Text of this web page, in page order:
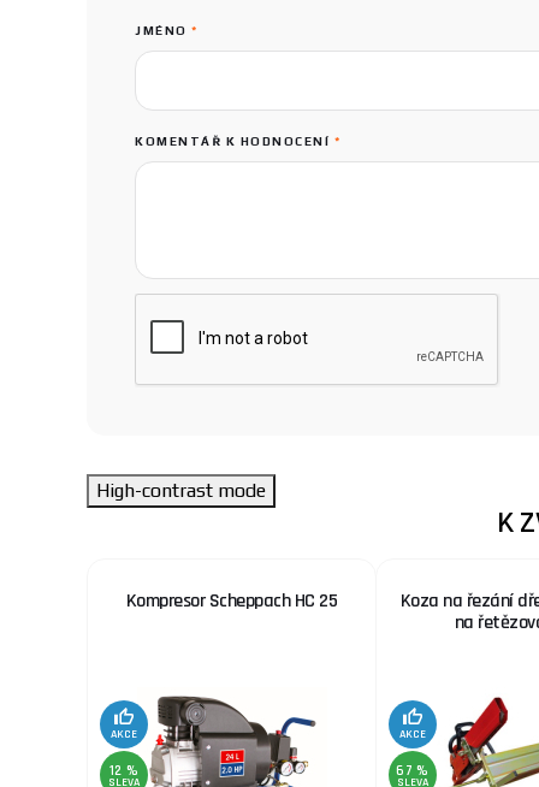
JMÉNO *
KOMENTÁŘ K HODNOCENÍ *
High-contrast mode
K
Kompresor Scheppach HC 25
AKCE
12 %
SLEVA
Koza na řezání
na
AKCE
67 %
SLEVA